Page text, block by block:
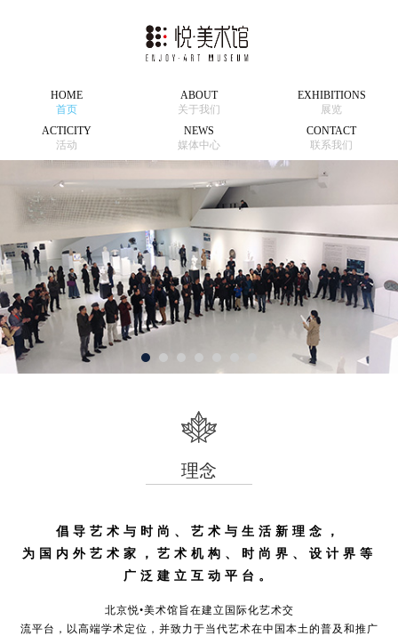
HOME
首页
ABOUT
关于我们
EXHIBITIONS
展览
ACTICITY
活动
NEWS
媒体中心
CONTACT
联系我们
理念
倡导艺术与时尚、艺术与生活新理念，
为国内外艺术家，艺术机构、时尚界、设计界等
广泛建立互动平台。
北京悦•美术馆旨在建立国际化艺术交
流平台，以高端学术定位，并致力于当代艺术在中国本土的普及和推广